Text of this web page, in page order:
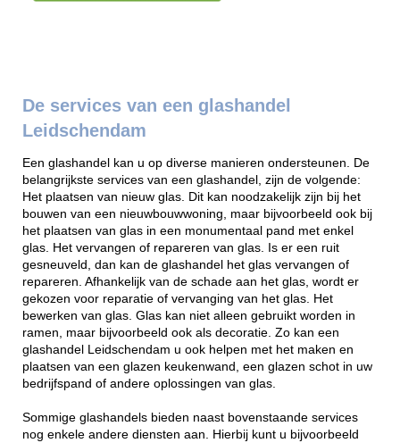
De services van een glashandel
Leidschendam
Een glashandel kan u op diverse manieren ondersteunen. De
belangrijkste services van een glashandel, zijn de volgende:
Het plaatsen van nieuw glas. Dit kan noodzakelijk zijn bij het
bouwen van een nieuwbouwwoning, maar bijvoorbeeld ook bij
het plaatsen van glas in een monumentaal pand met enkel
glas. Het vervangen of repareren van glas. Is er een ruit
gesneuveld, dan kan de glashandel het glas vervangen of
repareren. Afhankelijk van de schade aan het glas, wordt er
gekozen voor reparatie of vervanging van het glas. Het
bewerken van glas. Glas kan niet alleen gebruikt worden in
ramen, maar bijvoorbeeld ook als decoratie. Zo kan een
glashandel Leidschendam u ook helpen met het maken en
plaatsen van een glazen keukenwand, een glazen schot in uw
bedrijfspand of andere oplossingen van glas.
Sommige glashandels bieden naast bovenstaande services
nog enkele andere diensten aan. Hierbij kunt u bijvoorbeeld